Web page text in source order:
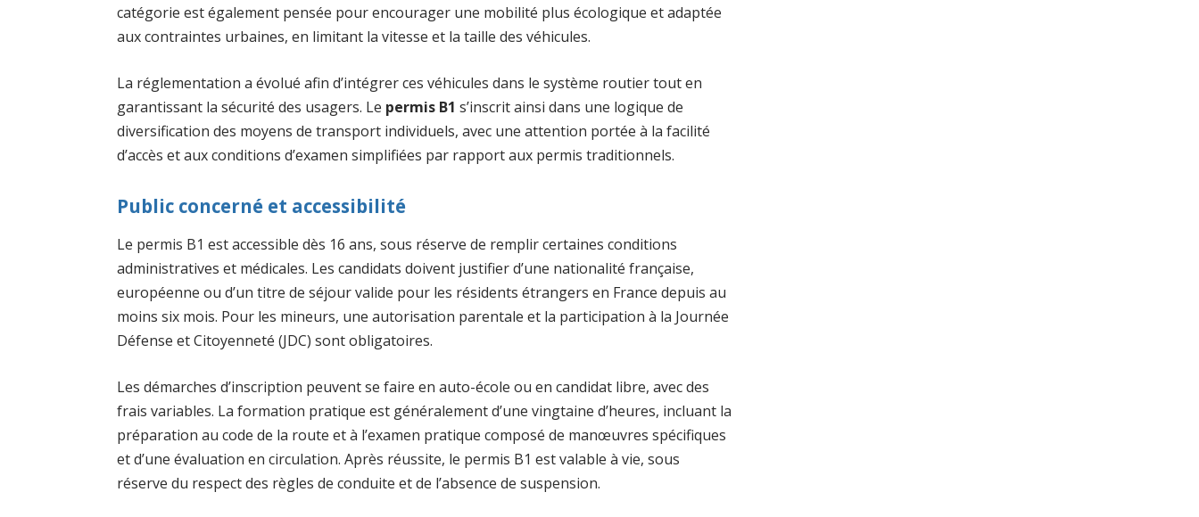
catégorie est également pensée pour encourager une mobilité plus écologique et adaptée
aux contraintes urbaines, en limitant la vitesse et la taille des véhicules.
La réglementation a évolué afin d’intégrer ces véhicules dans le système routier tout en
garantissant la sécurité des usagers. Le permis B1 s’inscrit ainsi dans une logique de
diversification des moyens de transport individuels, avec une attention portée à la facilité
d’accès et aux conditions d’examen simplifiées par rapport aux permis traditionnels.
Public concerné et accessibilité
Le permis B1 est accessible dès 16 ans, sous réserve de remplir certaines conditions
administratives et médicales. Les candidats doivent justifier d’une nationalité française,
européenne ou d’un titre de séjour valide pour les résidents étrangers en France depuis au
moins six mois. Pour les mineurs, une autorisation parentale et la participation à la Journée
Défense et Citoyenneté (JDC) sont obligatoires.
Les démarches d’inscription peuvent se faire en auto-école ou en candidat libre, avec des
frais variables. La formation pratique est généralement d’une vingtaine d’heures, incluant la
préparation au code de la route et à l’examen pratique composé de manœuvres spécifiques
et d’une évaluation en circulation. Après réussite, le permis B1 est valable à vie, sous
réserve du respect des règles de conduite et de l’absence de suspension.